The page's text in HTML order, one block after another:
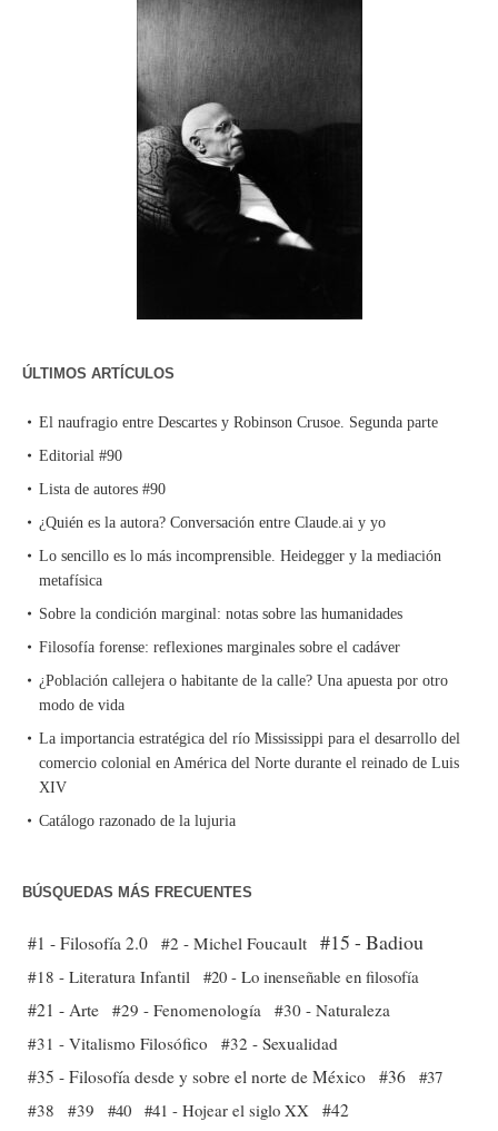
ÚLTIMOS ARTÍCULOS
El naufragio entre Descartes y Robinson Crusoe. Segunda parte
Editorial #90
Lista de autores #90
¿Quién es la autora? Conversación entre Claude.ai y yo
Lo sencillo es lo más incomprensible. Heidegger y la mediación
metafísica
Sobre la condición marginal: notas sobre las humanidades
Filosofía forense: reflexiones marginales sobre el cadáver
¿Población callejera o habitante de la calle? Una apuesta por otro
modo de vida
La importancia estratégica del río Mississippi para el desarrollo del
comercio colonial en América del Norte durante el reinado de Luis
XIV
Catálogo razonado de la lujuria
BÚSQUEDAS MÁS FRECUENTES
#1 - Filosofía 2.0 #2 - Michel Foucault #15 - Badiou
#18 - Literatura Infantil #20 - Lo inenseñable en filosofía
#21 - Arte #29 - Fenomenología
#30 - Naturaleza
#31 - Vitalismo Filosófico
#32 - Sexualidad
#35 - Filosofía desde y sobre el norte de México #36 #37
#38
#39 #40 #41 - Hojear el siglo XX #42